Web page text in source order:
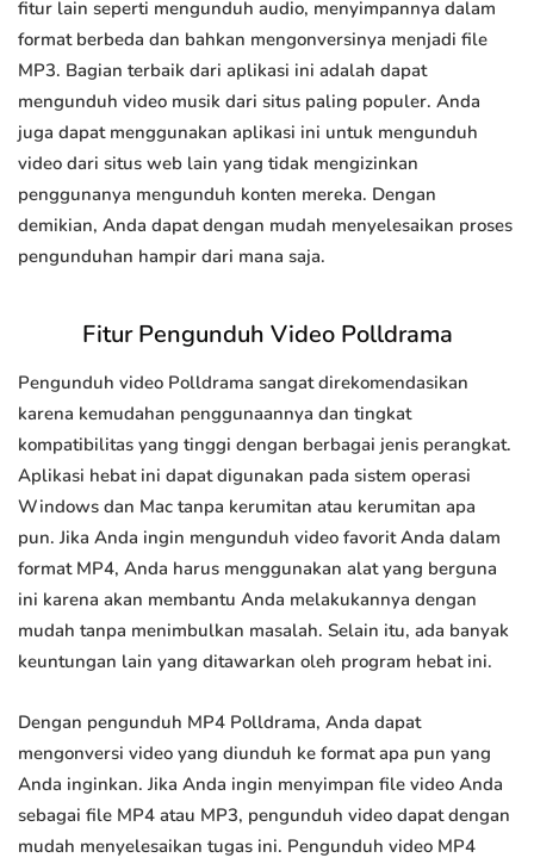
fitur lain seperti mengunduh audio, menyimpannya dalam
format berbeda dan bahkan mengonversinya menjadi file
MP3. Bagian terbaik dari aplikasi ini adalah dapat
mengunduh video musik dari situs paling populer. Anda
juga dapat menggunakan aplikasi ini untuk mengunduh
video dari situs web lain yang tidak mengizinkan
penggunanya mengunduh konten mereka. Dengan
demikian, Anda dapat dengan mudah menyelesaikan proses
pengunduhan hampir dari mana saja.
Fitur Pengunduh Video Polldrama
Pengunduh video Polldrama sangat direkomendasikan
karena kemudahan penggunaannya dan tingkat
kompatibilitas yang tinggi dengan berbagai jenis perangkat.
Aplikasi hebat ini dapat digunakan pada sistem operasi
Windows dan Mac tanpa kerumitan atau kerumitan apa
pun. Jika Anda ingin mengunduh video favorit Anda dalam
format MP4, Anda harus menggunakan alat yang berguna
ini karena akan membantu Anda melakukannya dengan
mudah tanpa menimbulkan masalah. Selain itu, ada banyak
keuntungan lain yang ditawarkan oleh program hebat ini.
Dengan pengunduh MP4 Polldrama, Anda dapat
mengonversi video yang diunduh ke format apa pun yang
Anda inginkan. Jika Anda ingin menyimpan file video Anda
sebagai file MP4 atau MP3, pengunduh video dapat dengan
mudah menyelesaikan tugas ini. Pengunduh video MP4